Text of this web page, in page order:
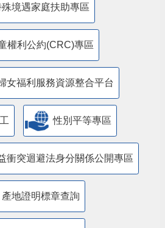
殊境遇家庭扶助專區
權利公約(CRC)專區
女福利服務資源整合平台
性別平等專區
衝突迴避法身分關係公開專區
產地證明標章查詢